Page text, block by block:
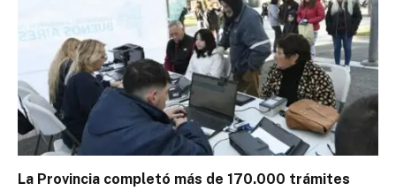
La Provincia completó más de 170.000 trámites